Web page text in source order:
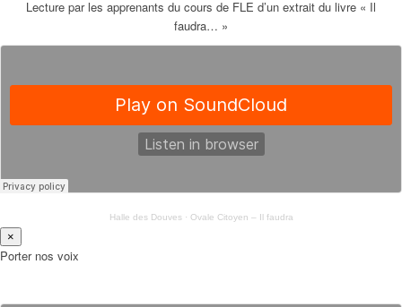
Lecture par les apprenants du cours de FLE d’un extrait du livre « Il
faudra… »
Halle des Douves· Ovale Citoyen – Il faudra
×
Porter nos voix